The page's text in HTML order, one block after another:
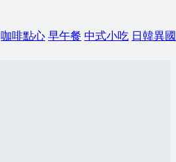
咖啡點心早午餐 中式小吃 日韓異國